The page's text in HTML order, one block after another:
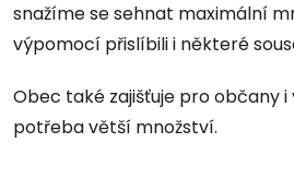
snažíme se sehnat maximální
výpomocí přislíbili i některé
Obec také zajišťuje pro občany
potřeba větší množství.